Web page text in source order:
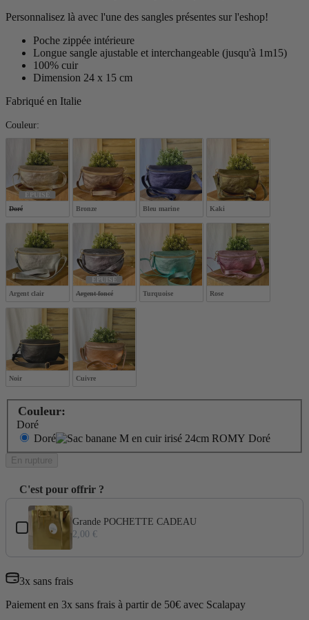
Personnalisez là avec l'une des sangles présentes sur l'eshop!
Poche zippée intérieure
Longue sangle ajustable et interchangeable (jusqu'à 1m15)
100% cuir
Dimension 24 x 15 cm
Fabriqué en Italie
Couleur:
ÉPUISÉ
Doré
Bronze Bleu marine Kaki
Argent clair
ÉPUISÉ
Argent foncé
Turquoise Rose
Noir Cuivre
Couleur:
Doré
Doré
En rupture
C'est pour offrir ?
Use the Previous and Next buttons to navigate through product
Grande POCHETTE CADEAU
2,00 €
3x sans frais
Paiement en 3x sans frais à partir de 50€ avec Scalapay